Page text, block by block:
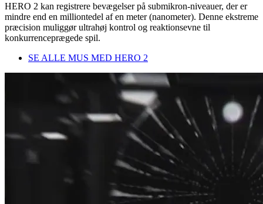
HERO 2 kan registrere bevægelser på submikron-niveauer, der er
mindre end en milliontedel af en meter (nanometer). Denne ekstreme
præcision muliggør ultrahøj kontrol og reaktionsevne til
konkurrenceprægede spil.
SE ALLE MUS MED HERO 2